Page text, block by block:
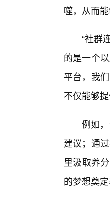
噬，从而
“社群
的是一个
平台，我
不仅能够
例如
建议；通
里汲取养
的梦想奠